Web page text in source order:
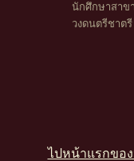
นักศึกษาสาข
วงดนตรีชาต
ไปหน้าแรกขอ